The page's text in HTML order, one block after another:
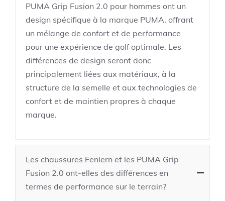
PUMA Grip Fusion 2.0 pour hommes ont un
design spécifique à la marque PUMA, offrant
un mélange de confort et de performance
pour une expérience de golf optimale. Les
différences de design seront donc
principalement liées aux matériaux, à la
structure de la semelle et aux technologies de
confort et de maintien propres à chaque
marque.
Les chaussures Fenlern et les PUMA Grip
Fusion 2.0 ont-elles des différences en
termes de performance sur le terrain?